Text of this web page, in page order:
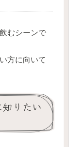
むシーンで
方に向いて
りたい